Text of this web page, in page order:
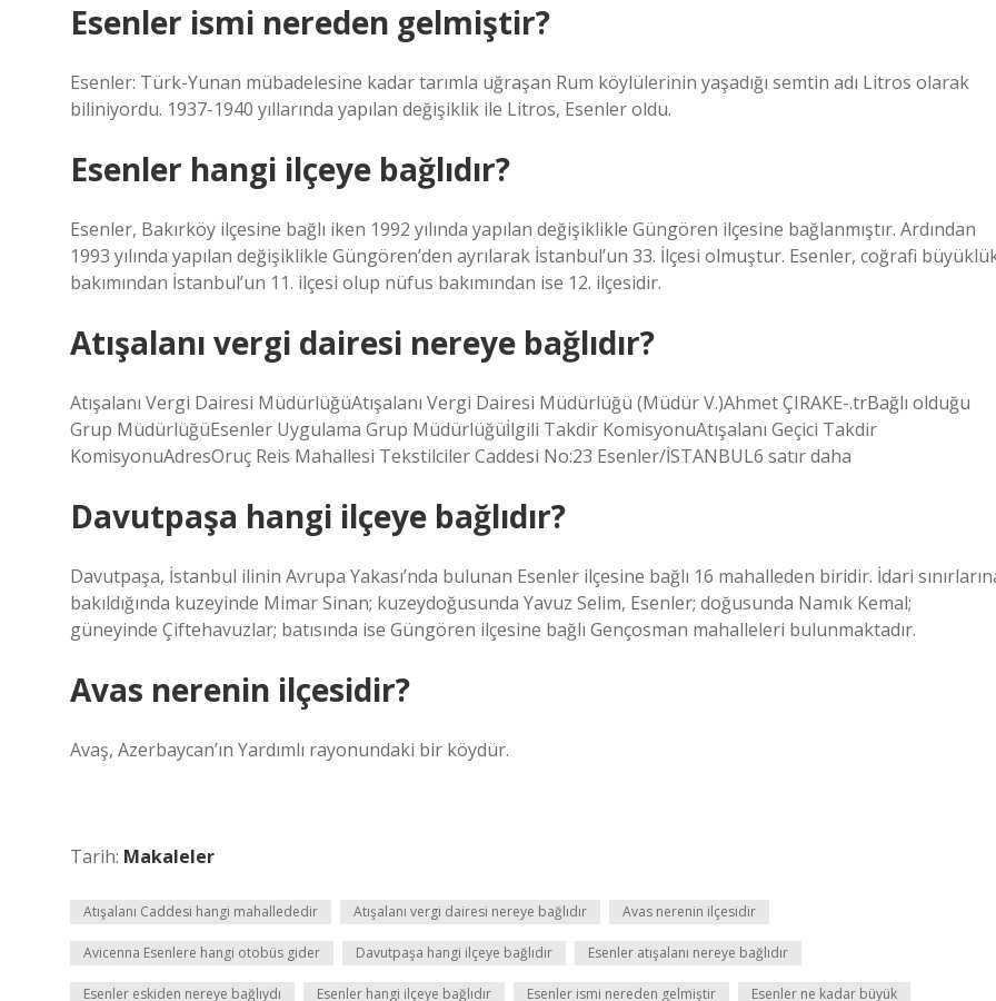
Esenler ismi nereden gelmiştir?
Esenler: Türk-Yunan mübadelesine kadar tarımla uğraşan Rum köylülerinin yaşadığı semtin adı Litros olarak
biliniyordu. 1937-1940 yıllarında yapılan değişiklik ile Litros, Esenler oldu.
Esenler hangi ilçeye bağlıdır?
Esenler, Bakırköy ilçesine bağlı iken 1992 yılında yapılan değişiklikle Güngören ilçesine bağlanmıştır. Ardından
1993 yılında yapılan değişiklikle Güngören’den ayrılarak İstanbul’un 33. İlçesi olmuştur. Esenler, coğrafi
bakımından İstanbul’un 11. ilçesi olup nüfus bakımından ise 12. ilçesidir.
Atışalanı vergi dairesi nereye bağlıdır?
Atışalanı Vergi Dairesi MüdürlüğüAtışalanı Vergi Dairesi Müdürlüğü (Müdür V.)Ahmet ÇIRAKE-.trBağlı olduğu
Grup MüdürlüğüEsenler Uygulama Grup Müdürlüğüİlgili Takdir KomisyonuAtışalanı Geçici Takdir
KomisyonuAdresOruç Reis Mahallesi Tekstilciler Caddesi No:23 Esenler/İSTANBUL6 satır daha
Davutpaşa hangi ilçeye bağlıdır?
Davutpaşa, İstanbul ilinin Avrupa Yakası’nda bulunan Esenler ilçesine bağlı 16 mahalleden biridir. İdari
bakıldığında kuzeyinde Mimar Sinan; kuzeydoğusunda Yavuz Selim, Esenler; doğusunda Namık Kemal;
güneyinde Çiftehavuzlar; batısında ise Güngören ilçesine bağlı Gençosman mahalleleri bulunmaktadır.
Avas nerenin ilçesidir?
Avaş, Azerbaycan’ın Yardımlı rayonundaki bir köydür.
Tarih: Makaleler
Atışalanı Caddesi hangi mahallededir Atışalanı vergi dairesi nereye bağlıdır Avas nerenin ilçesidir
Avicenna Esenlere hangi otobüs gider Davutpaşa hangi ilçeye bağlıdır Esenler atışalanı nereye bağlıdır
Esenler eskiden nereye bağlıydı Esenler hangi ilçeye bağlıdır Esenler ismi nereden gelmiştir Esenler ne kadar büyük